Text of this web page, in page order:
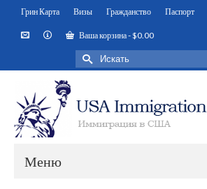
Грин Карта Визы Гражданство Паспорт
Ваша корзина-$0.00
Искать:
Меню